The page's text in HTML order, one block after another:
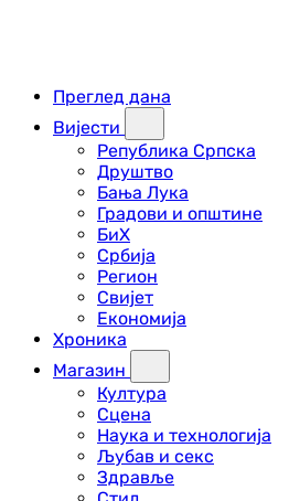
Преглед дана
Вијести
Република Српска
Друштво
Бања Лука
Градови и општине
БиХ
Србија
Регион
Свијет
Економија
Хроника
Магазин
Култура
Сцена
Наука и технологија
Љубав и секс
Здравље